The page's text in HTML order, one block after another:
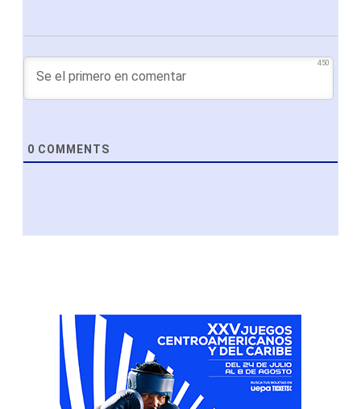
450
0 COMMENTS